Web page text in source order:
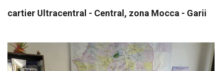
cartier Ultracentral - Central, zona Mocca - Garii